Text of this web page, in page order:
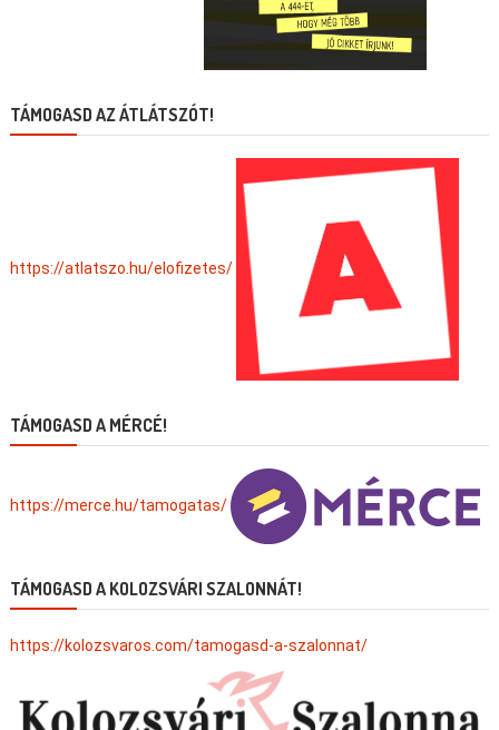
TÁMOGASD AZ ÁTLÁTSZÓT!
https://atlatszo.hu/elofizetes/
TÁMOGASD A MÉRCÉ!
https://merce.hu/tamogatas/
TÁMOGASD A KOLOZSVÁRI SZALONNÁT!
https://kolozsvaros.com/tamogasd-a-szalonnat/